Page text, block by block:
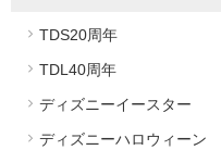
TDS20周年
TDL40周年
ディズニーイースター
ディズニーハロウィーン